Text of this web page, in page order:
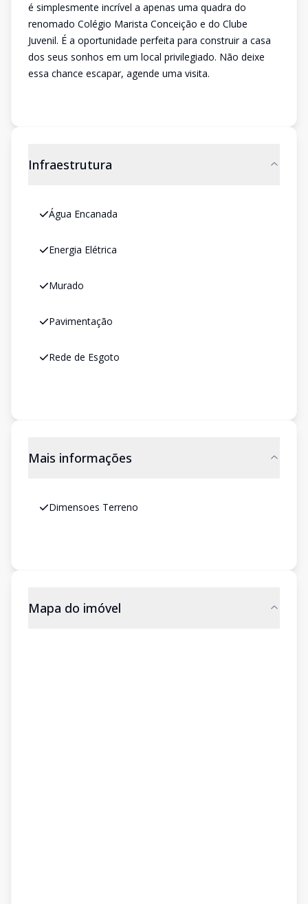
é simplesmente incrível a apenas uma quadra do
renomado Colégio Marista Conceição e do Clube
Juvenil. É a oportunidade perfeita para construir a casa
dos seus sonhos em um local privilegiado. Não deixe
essa chance escapar, agende uma visita.
Infraestrutura
Água Encanada
Energia Elétrica
Murado
Pavimentação
Rede de Esgoto
Mais informações
Dimensoes Terreno
Mapa do imóvel